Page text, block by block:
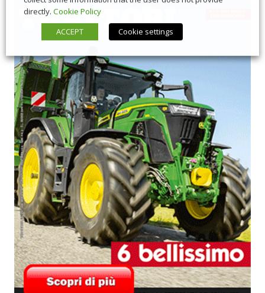
directly. Cookie Policy
ACCEPT
Cookie settings